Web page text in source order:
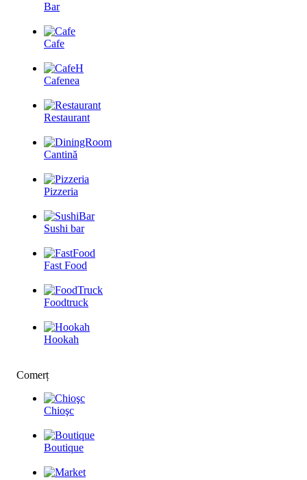
Bar
Cafe
Cafenea
Restaurant
Cantină
Pizzeria
Sushi bar
Fast Food
Foodtruck
Hookah
Comerț
Chioşc
Boutique